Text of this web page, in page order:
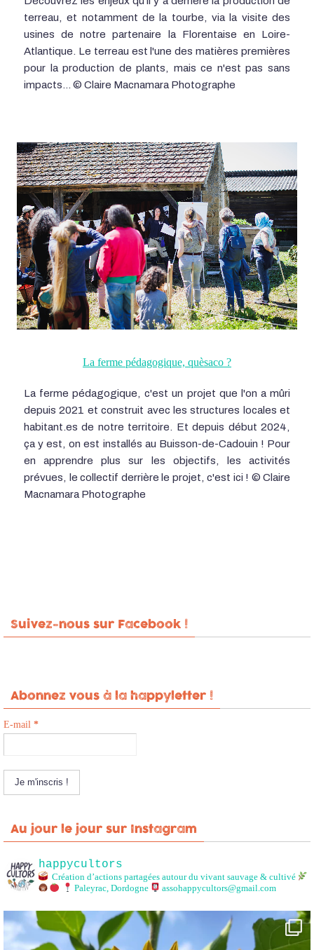
terreau, et notamment de la tourbe, via la visite des
usines de notre partenaire la Florentaise en Loire-
Atlantique. Le terreau est l'une des matières premières
pour la production de plants, mais ce n'est pas sans
impacts... © Claire Macnamara Photographe
La ferme pédagogique, quèsaco ?
La ferme pédagogique, c'est un projet que l'on a mûri
depuis 2021 et construit avec les structures locales et
habitant.es de notre territoire. Et depuis début 2024,
ça y est, on est installés au Buisson-de-Cadouin ! Pour
en apprendre plus sur les objectifs, les activités
prévues, le collectif derrière le projet, c'est ici ! © Claire
Macnamara Photographe
Suivez-nous sur Facebook !
Abonnez vous à la happyletter !
E-mail *
Au jour le jour sur Instagram
happycultors
Création d’actions partagées autour du vivant sauvage & cultivé
Paleyrac, Dordogne
assohappycultors@gmail.com